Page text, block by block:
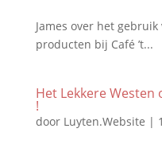
James over het
producten bij Café ’t...
Het Lekkere Westen
!
door Luyten.Website |